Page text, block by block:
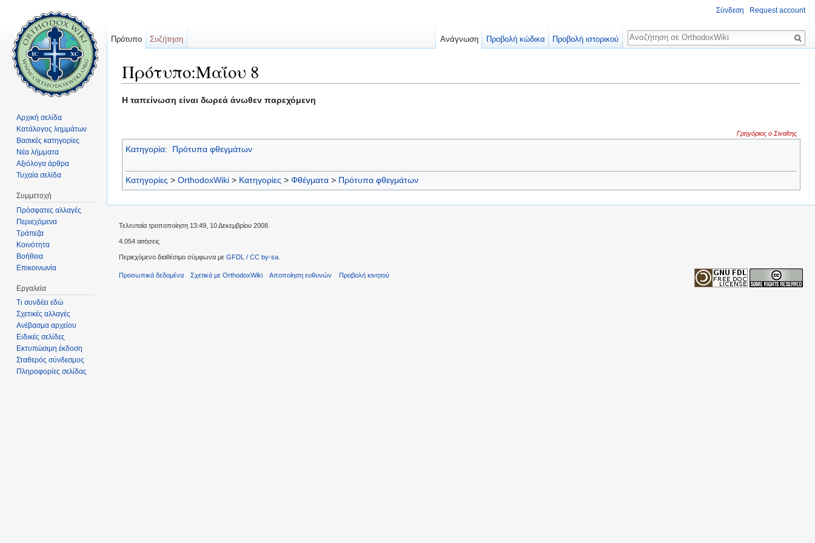
Πρότυπο:Μαΐου 8
Η ταπείνωση είναι δωρεά άνωθεν παρεχόμενη
Γρηγόριος ο Σιναΐτης
Κατηγορία: Πρότυπα φθεγμάτων
Κατηγορίες > OrthodoxWiki > Κατηγορίες > Φθέγματα > Πρότυπα φθεγμάτων
Σύνδεση Request account
Πρότυπο Συζήτηση Ανάγνωση Προβολή κώδικα Προβολή ιστορικού
Αναζήτηση
Αρχική σελίδα
Κατάλογος λημμάτων
Βασικές κατηγορίες
Νέα λήμματα
Αξιόλογα άρθρα
Τυχαία σελίδα
Συμμετοχή
Πρόσφατες αλλαγές
Περιεχόμενα
Τράπεζα
Κοινότητα
Βοήθεια
Επικοινωνία
Εργαλεία
Τι συνδέει εδώ
Σχετικές αλλαγές
Ανέβασμα αρχείου
Ειδικές σελίδες
Εκτυπώσιμη έκδοση
Σταθερός σύνδεσμος
Πληροφορίες σελίδας
Τελευταία τροποποίηση 13:49, 10 Δεκεμβρίου 2008.
4.054 αιτήσεις
Περιεχόμενο διαθέσιμο σύμφωνα με GFDL / CC by-sa
Προσωπικά δεδομένα Σχετικά με OrthodoxWiki Αποποίηση ευθυνών Προβολή κινητού